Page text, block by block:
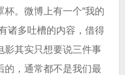
。微博上有一个“我的
诸多吐槽的内容，借得
影其实只想要说三件事
的，通常都不是我们最